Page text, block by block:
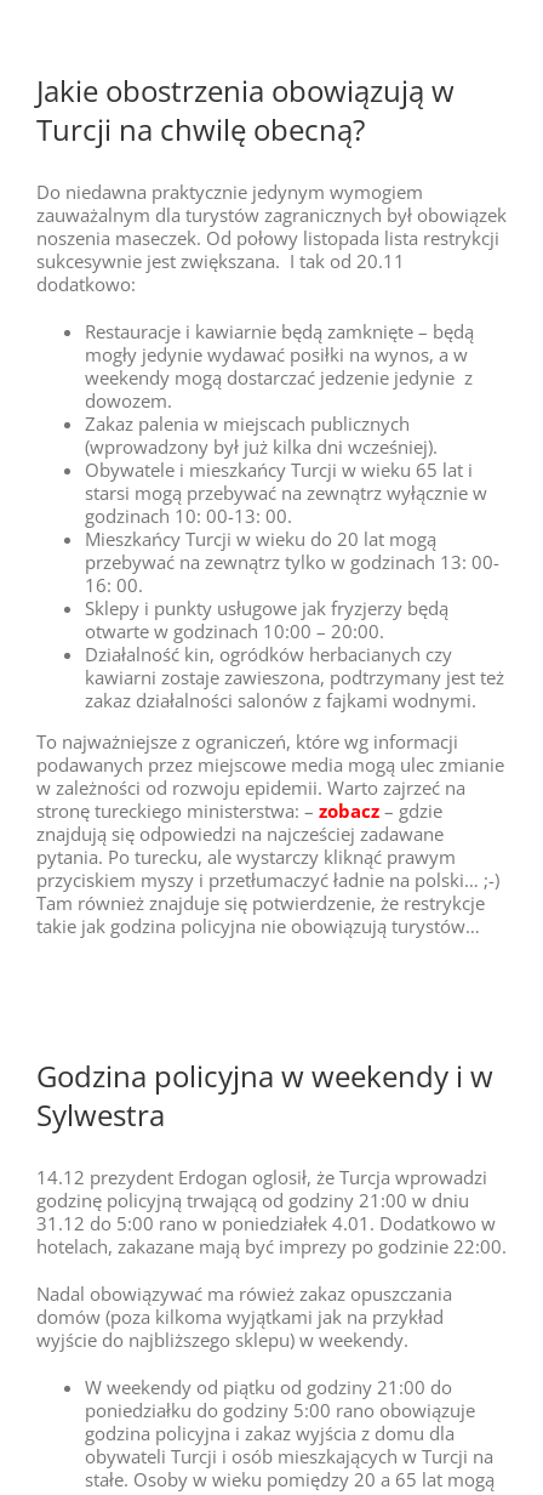
Jakie obostrzenia obowiązują w
Turcji na chwilę obecną?
Do niedawna praktycznie jedynym wymogiem
zauważalnym dla turystów zagranicznych był obowiązek
noszenia maseczek. Od połowy listopada lista restrykcji
sukcesywnie jest zwiększana. I tak od 20.11
dodatkowo:
Restauracje i kawiarnie będą zamknięte – będą
mogły jedynie wydawać posiłki na wynos, a w
weekendy mogą dostarczać jedzenie jedynie z
dowozem.
Zakaz palenia w miejscach publicznych
(wprowadzony był już kilka dni wcześniej).
Obywatele i mieszkańcy Turcji w wieku 65 lat i
starsi mogą przebywać na zewnątrz wyłącznie w
godzinach 10: 00-13: 00.
Mieszkańcy Turcji w wieku do 20 lat mogą
przebywać na zewnątrz tylko w godzinach 13: 00-
16: 00.
Sklepy i punkty usługowe jak fryzjerzy będą
otwarte w godzinach 10:00 – 20:00.
Działalność kin, ogródków herbacianych czy
kawiarni zostaje zawieszona, podtrzymany jest też
zakaz działalności salonów z fajkami wodnymi.
To najważniejsze z ograniczeń, które wg informacji
podawanych przez miejscowe media mogą ulec zmianie
w zależności od rozwoju epidemii. Warto zajrzeć na
stronę tureckiego ministerstwa: – zobacz – gdzie
znajdują się odpowiedzi na najcześciej zadawane
pytania. Po turecku, ale wystarczy kliknąć prawym
przyciskiem myszy i przetłumaczyć ładnie na polski… ;-)
Tam również znajduje się potwierdzenie, że restrykcje
takie jak godzina policyjna nie obowiązują turystów…
Godzina policyjna w weekendy i w
Sylwestra
14.12 prezydent Erdogan oglosił, że Turcja wprowadzi
godzinę policyjną trwającą od godziny 21:00 w dniu
31.12 do 5:00 rano w poniedziałek 4.01. Dodatkowo w
hotelach, zakazane mają być imprezy po godzinie 22:00.
Nadal obowiązywać ma rówież zakaz opuszczania
domów (poza kilkoma wyjątkami jak na przykład
wyjście do najbliższego sklepu) w weekendy.
W weekendy od piątku od godziny 21:00 do
poniedziałku do godziny 5:00 rano obowiązuje
godzina policyjna i zakaz wyjścia z domu dla
obywateli Turcji i osób mieszkających w Turcji na
stałe. Osoby w wieku pomiędzy 20 a 65 lat mogą